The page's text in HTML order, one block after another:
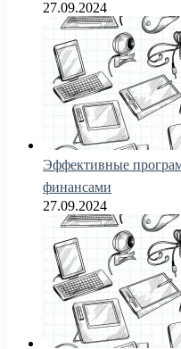
27.09.2024
Эффективные
финансами
27.09.2024